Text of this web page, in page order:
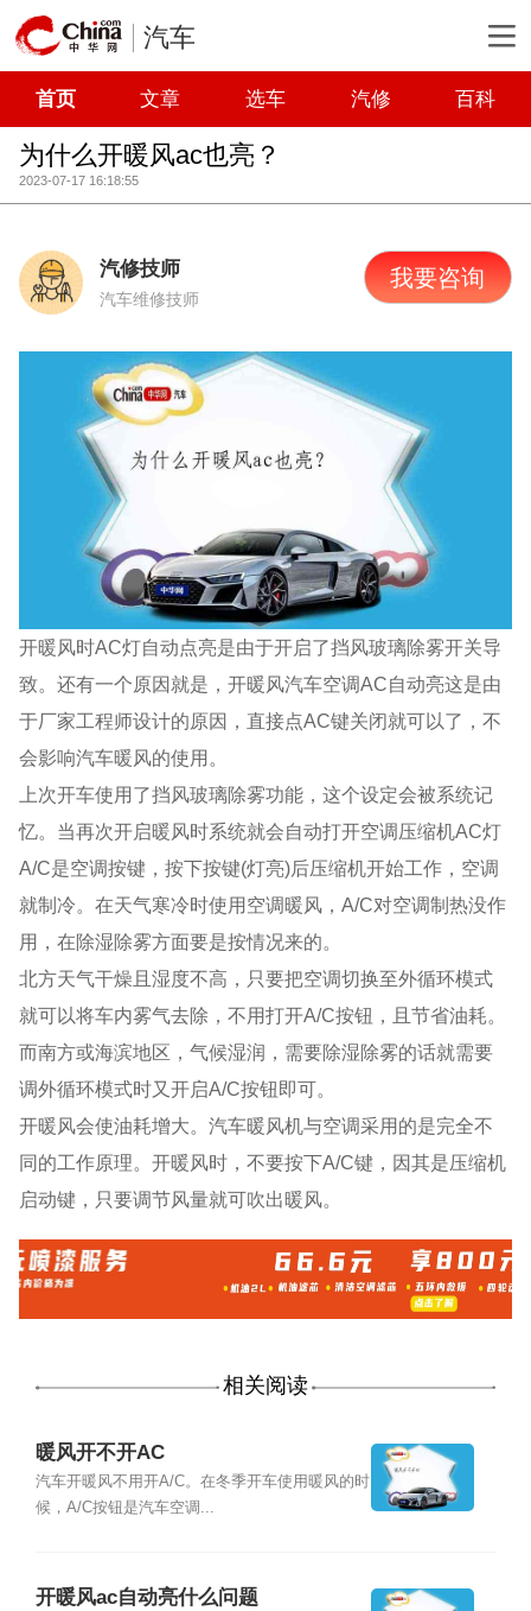
汽车
首页 文章 选车 汽修 百科
为什么开暖风ac也亮？
2023-07-17 16:18:55
汽修技师
汽车维修技师
我要咨询
开暖风时AC灯自动点亮是由于开启了挡风玻璃除雾开关导
致。还有一个原因就是，开暖风汽车空调AC自动亮这是由
于厂家工程师设计的原因，直接点AC键关闭就可以了，不
会影响汽车暖风的使用。
上次开车使用了挡风玻璃除雾功能，这个设定会被系统记
忆。当再次开启暖风时系统就会自动打开空调压缩机AC灯
A/C是空调按键，按下按键(灯亮)后压缩机开始工作，空调
就制冷。在天气寒冷时使用空调暖风，A/C对空调制热没作
用，在除湿除雾方面要是按情况来的。
北方天气干燥且湿度不高，只要把空调切换至外循环模式
就可以将车内雾气去除，不用打开A/C按钮，且节省油耗。
而南方或海滨地区，气候湿润，需要除湿除雾的话就需要
调外循环模式时又开启A/C按钮即可。
开暖风会使油耗增大。汽车暖风机与空调采用的是完全不
同的工作原理。开暖风时，不要按下A/C键，因其是压缩机
启动键，只要调节风量就可吹出暖风。
相关阅读
暖风开不开AC
汽车开暖风不用开A/C。在冬季开车使用暖风的时
候，A/C按钮是汽车空调...
开暖风ac自动亮什么问题